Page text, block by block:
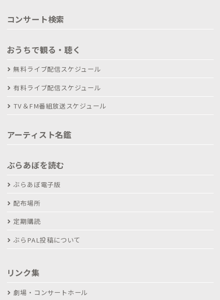
コンサート検索
おうちで観る・聴く
無料ライブ配信スケジュール
有料ライブ配信スケジュール
TV＆FM番組放送スケジュール
アーティスト名鑑
ぶらあぼを読む
ぶらあぼ電子版
配布場所
定期購読
ぶらPAL投稿について
リンク集
劇場・コンサートホール